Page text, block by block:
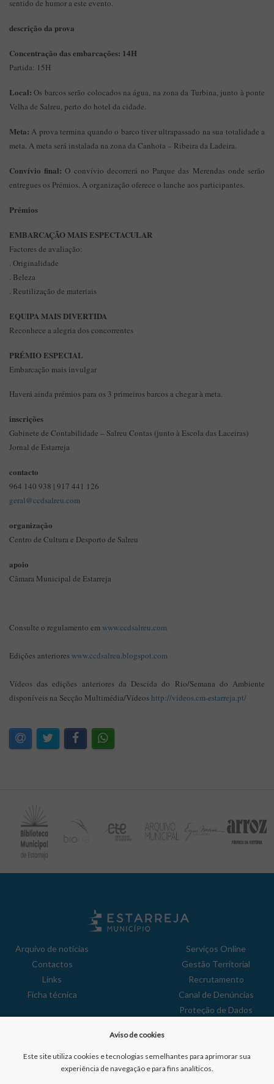
sentido de humor a este evento.
descrição da prova
Concentração das embarcações: 14H
Partida: 15H
Local: Os barcos serão colocados na água, na zona da Turbina, junto à ponte
Velha de Salreu, perto do hotel da cidade.
Meta: A prova termina quando o barco tiver ultrapassado na sua totalidade a
meta. A meta será instalada na zona da Canhota – Ribeira da Ladeira.
Convívio final: O convívio decorrerá no Parque das Merendas onde serão
entregues os Prémios. A organização oferece o lanche aos participantes.
Prémios
EMBARCAÇÃO MAIS ESPECTACULAR
Factores de avaliação:
. Originalidade
. Beleza
. Reutilização de materiais
EQUIPA MAIS DIVERTIDA
Reconhece a alegria dos concorrentes
PRÉMIO ESPECIAL
Embarcação mais invulgar
Haverá ainda prémios para os 3 primeiros barcos a chegar à meta.
inscrições
Gabinete de Contabilidade – Salreu Contas (junto à Escola das Laceiras)
Jornal de Estarreja
contacto
964 140 938 | 917 441 126
geral@ccdsalreu.com
organização
Centro de Cultura e Desporto de Salreu
apoio
Câmara Municipal de Estarreja
Consulte o regulamento emwww.ccdsalreu.com
Edições anterioreswww.ccdsalreu.blogspot.com
Vídeos das edições anteriores da Descida do Rio/Semana do Ambiente
disponíveis na Secção Multimédia/Vídeoshttp://videos.cm-estarreja.pt/
Arquivo de notícias
Contactos
Links
Ficha técnica
Serviços Online
Gestão Territorial
Recrutamento
Canal de Denúncias
Proteção de Dados
Reclamações
Aviso de cookies
Este site utiliza cookies e tecnologias semelhantes para aprimorar sua
experiência de navegação e para fins analíticos.